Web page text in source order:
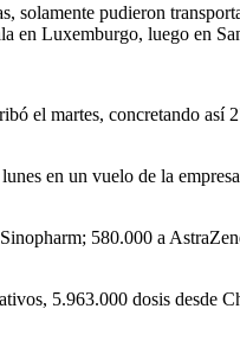
solamente pudieron
en Luxemburgo, luego en
el martes, concretando así
en un vuelo de la
580.000 a
5.963.000 dosis desde